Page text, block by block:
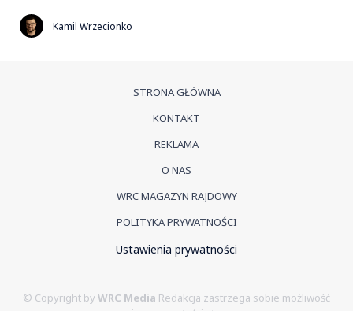
Kamil Wrzecionko
STRONA GŁÓWNA
KONTAKT
REKLAMA
O NAS
WRC MAGAZYN RAJDOWY
POLITYKA PRYWATNOŚCI
Ustawienia prywatności
© Copyright by WRC Media Redakcja zastrzega sobie możliwość